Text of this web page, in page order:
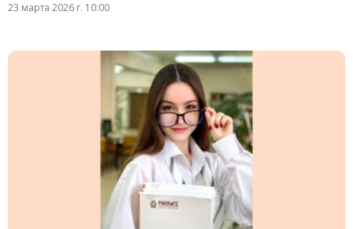
23 марта 2026 г. 10:00